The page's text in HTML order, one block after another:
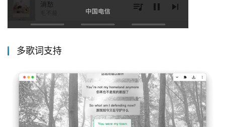
多歌词支持